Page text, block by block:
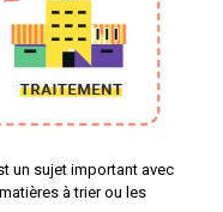
un sujet important avec
à trier ou les